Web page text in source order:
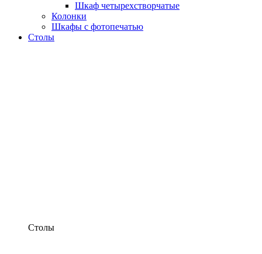
Шкаф четырехстворчатые
Колонки
Шкафы с фотопечатью
Столы
Столы